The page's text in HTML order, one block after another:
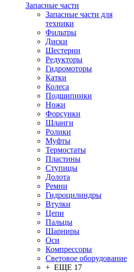
Запасные части
Запасные части для
техники
Фильтры
Диски
Шестерни
Редукторы
Гидромоторы
Катки
Колеса
Подшипники
Ножи
Форсунки
Шланги
Ролики
Муфты
Термостаты
Пластины
Ступицы
Долота
Ремни
Гидроцилиндры
Втулки
Цепи
Пальцы
Шарниры
Оси
Компрессоры
Световое оборудование
+ ЕЩЕ 17